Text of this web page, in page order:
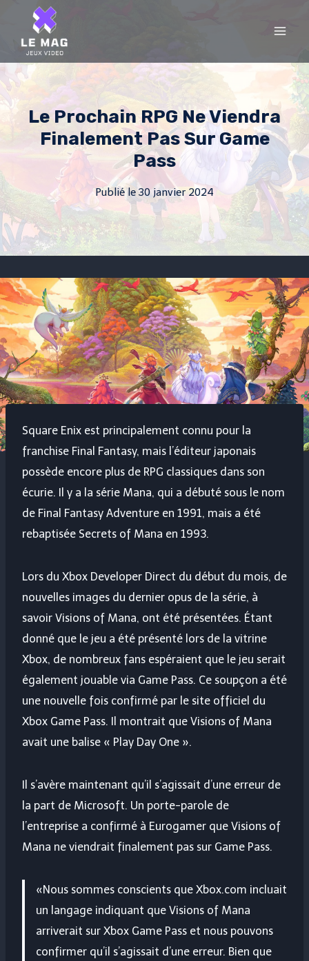
content
Le Prochain RPG Ne Viendra
Finalement Pas Sur Game
Pass
Publié le30 janvier 2024
Square Enix est principalement connu pour la
franchise Final Fantasy, mais l’éditeur japonais
possède encore plus de RPG classiques dans son
écurie. Il y a la série Mana, qui a débuté sous le nom
de Final Fantasy Adventure en 1991, mais a été
rebaptisée Secrets of Mana en 1993.
Lors du Xbox Developer Direct du début du mois, de
nouvelles images du dernier opus de la série, à
savoir Visions of Mana, ont été présentées. Étant
donné que le jeu a été présenté lors de la vitrine
Xbox, de nombreux fans espéraient que le jeu serait
également jouable via Game Pass. Ce soupçon a été
une nouvelle fois confirmé par le site officiel du
Xbox Game Pass. Il montrait que Visions of Mana
avait une balise « Play Day One ».
Il s’avère maintenant qu’il s’agissait d’une erreur de
la part de Microsoft. Un porte-parole de
l’entreprise a confirmé à Eurogamer que Visions of
Mana ne viendrait finalement pas sur Game Pass.
«Nous sommes conscients que Xbox.com incluait
un langage indiquant que Visions of Mana
arriverait sur Xbox Game Pass et nous pouvons
confirmer qu’il s’agissait d’une erreur. Bien que